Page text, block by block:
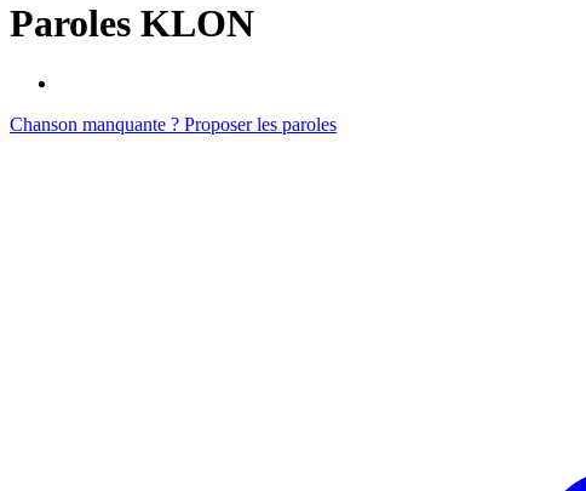
Paroles KLON
Chanson manquante ? Proposer les paroles